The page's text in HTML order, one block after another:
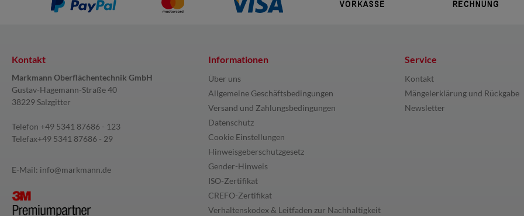
Kontakt
Markmann Oberflächentechnik GmbH
Gustav-Hagemann-Straße 40
38229 Salzgitter
Telefon +49 5341 87686 - 123
Telefax+49 5341 87686 - 29
E-Mail: info@markmann.de
Informationen
Über uns
Allgemeine Geschäftsbedingungen
Versand und Zahlungsbedingungen
Datenschutz
Cookie Einstellungen
Hinweisgeberschutzgesetz
Gender-Hinweis
ISO-Zertifikat
CREFO-Zertifikat
Verhaltenskodex & Leitfaden zur Nachhaltigkeit
Service
Kontakt
Mängelerklärung und Rückgabe
Newsletter